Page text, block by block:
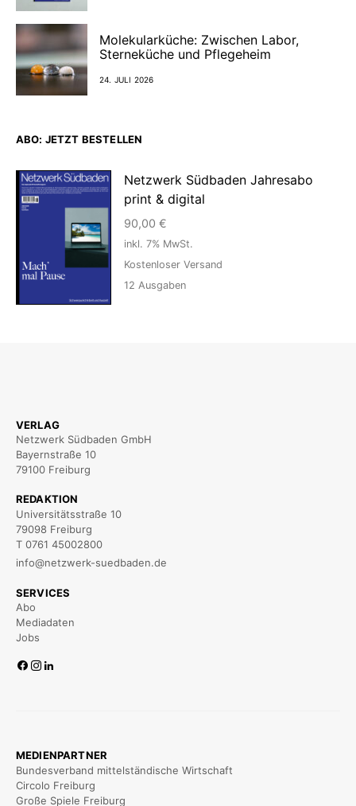
Molekularküche: Zwischen Labor,
Sterneküche und Pflegeheim
24. JULI 2026
ABO: JETZT BESTELLEN
Netzwerk Südbaden Jahresabo
print & digital
90,00 €
inkl. 7% MwSt.
Kostenloser Versand
12 Ausgaben
VERLAG
Netzwerk Südbaden GmbH
Bayernstraße 10
79100 Freiburg
REDAKTION
Universitätsstraße 10
79098 Freiburg
T 0761 45002800
info@netzwerk-suedbaden.de
SERVICES
Abo
Mediadaten
Jobs
MEDIENPARTNER
Bundesverband mittelständische Wirtschaft
Circolo Freiburg
Große Spiele Freiburg